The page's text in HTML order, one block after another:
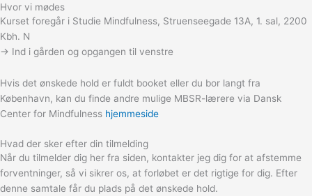
Hvor vi mødes
Kurset foregår i Studie Mindfulness, Struenseegade 13A, 1. sal, 2200
Kbh. N
→ Ind i gården og opgangen til venstre
Hvis det ønskede hold er fuldt booket eller du bor langt fra
København, kan du finde andre mulige MBSR-lærere via Dansk
Center for Mindfulness hjemmeside
Hvad der sker efter din tilmelding
Når du tilmelder dig her fra siden, kontakter jeg dig for at afstemme
forventninger, så vi sikrer os, at forløbet er det rigtige for dig. Efter
denne samtale får du plads på det ønskede hold.